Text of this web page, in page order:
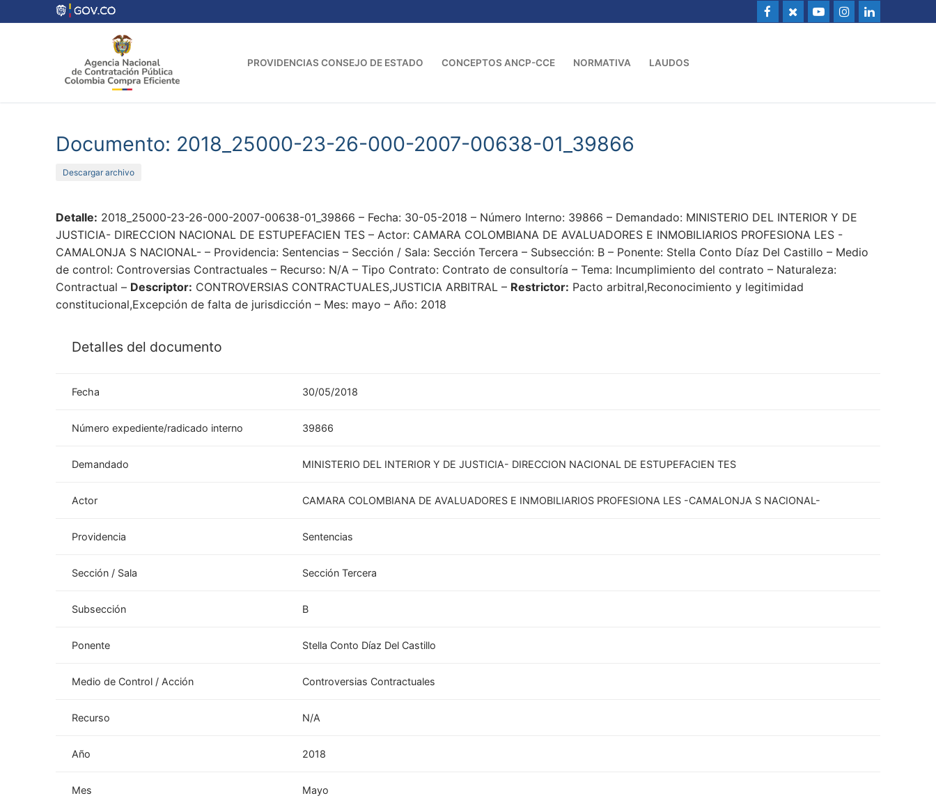
al
PROVIDENCIAS CONSEJO DE ESTADO CONCEPTOS ANCP-CCE NORMATIVA LAUDOS
Documento: 2018_25000-23-26-000-2007-00638-01_39866
Descargar archivo
Detalle: 2018_25000-23-26-000-2007-00638-01_39866 – Fecha: 30-05-2018 – Número Interno: 39866 – Demandado: MINISTERIO DEL INTERIOR Y DE
JUSTICIA- DIRECCION NACIONAL DE ESTUPEFACIEN TES – Actor: CAMARA COLOMBIANA DE AVALUADORES E INMOBILIARIOS PROFESIONA LES -
CAMALONJA S NACIONAL- – Providencia: Sentencias – Sección / Sala: Sección Tercera – Subsección: B – Ponente: Stella Conto Díaz Del Castillo – Medio
de control: Controversias Contractuales – Recurso: N/A – Tipo Contrato: Contrato de consultoría – Tema: Incumplimiento del contrato – Naturaleza:
Contractual – Descriptor: CONTROVERSIAS CONTRACTUALES,JUSTICIA ARBITRAL – Restrictor: Pacto arbitral,Reconocimiento y legitimidad
constitucional,Excepción de falta de jurisdicción – Mes: mayo – Año: 2018
Detalles del documento
Fecha 30/05/2018
Número expediente/radicado interno 39866
Demandado MINISTERIO DEL INTERIOR Y DE JUSTICIA- DIRECCION NACIONAL DE ESTUPEFACIEN TES
Actor CAMARA COLOMBIANA DE AVALUADORES E INMOBILIARIOS PROFESIONA LES -CAMALONJA S NACIONAL-
Providencia Sentencias
Sección / Sala Sección Tercera
Subsección B
Ponente Stella Conto Díaz Del Castillo
Medio de Control / Acción Controversias Contractuales
Recurso N/A
Año 2018
Mes Mayo